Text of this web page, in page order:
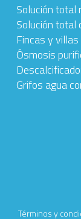
Solución total
Solución total
Fincas y villas
Ósmosis
Grifos agua
Términos y